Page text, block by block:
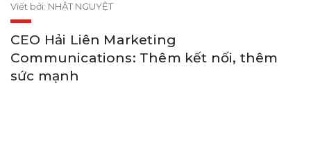
Viết bởi: NHẬT NGUYỆT
CEO Hải Liên Marketing
Communications: Thêm kết nối, thêm
sức mạnh